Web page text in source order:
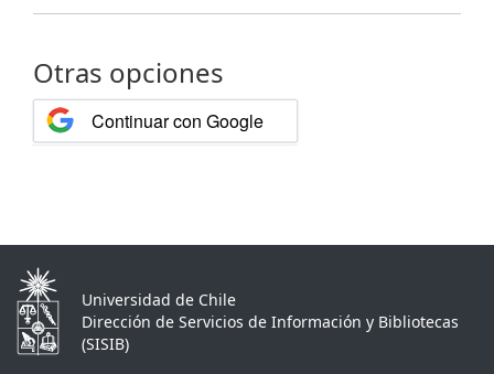
Otras opciones
Continuar con Google
Universidad de Chile
Dirección de Servicios de Información y Bibliotecas
(SISIB)